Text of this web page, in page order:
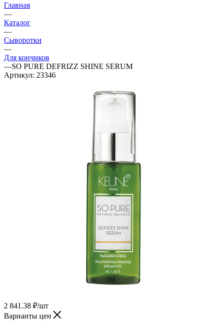
Главная
—
Каталог
—
Сыворотки
—
Для кончиков
—SO PURE DEFRIZZ SHINE SERUM
Артикул: 23346
2 841.38 ₽/шт
Варианты цен